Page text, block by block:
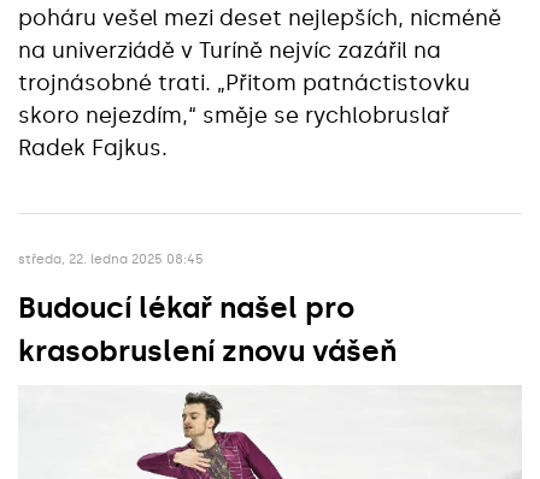
poháru vešel mezi deset nejlepších, nicméně
na univerziádě v Turíně nejvíc zazářil na
trojnásobné trati. „Přitom patnáctistovku
skoro nejezdím,“ směje se rychlobruslař
Radek Fajkus.
středa, 22. ledna 2025 08:45
Budoucí lékař našel pro
krasobruslení znovu vášeň